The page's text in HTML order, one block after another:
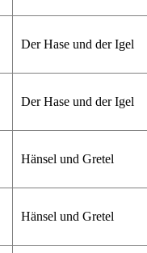
Der Hase und der Igel
Der Hase und der Igel
Hänsel und Gretel
Hänsel und Gretel